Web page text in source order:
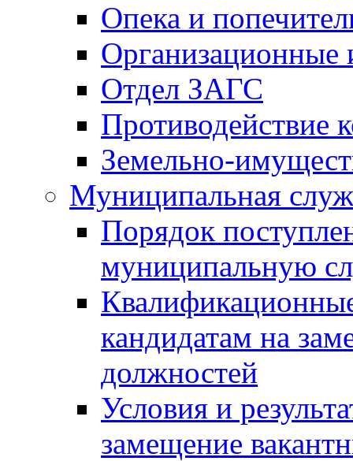
Опека и
Отдел ЗАГС
Противодействие
Земельно-
Муниципальная
Порядок
муниципальную
кандидатам на
должностей
Условия и
замещение